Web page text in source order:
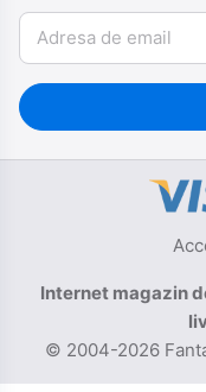
Email
Internet magazin
© 2004-2026